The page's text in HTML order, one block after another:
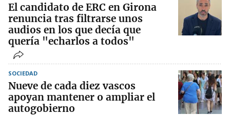
El candidato de ERC en Girona
renuncia tras filtrarse unos
audios en los que decía que
quería "echarlos a todos"
SOCIEDAD
Nueve de cada diez vascos
apoyan mantener o ampliar el
autogobierno